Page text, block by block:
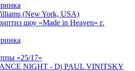
(New York, USA)
шоу «Made in Heaven» г.
«25/17»
NIGHT - Dj PAUL VINITSKY